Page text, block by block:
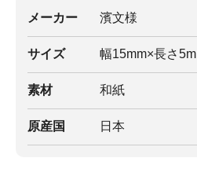
メーカー 濱文様
サイズ 幅15mm×長さ5m
素材 和紙
原産国 日本